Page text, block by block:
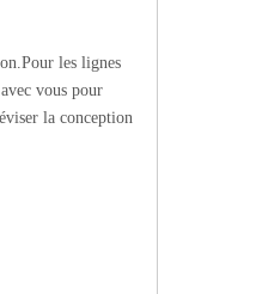
les lignes
vous pour
la conception